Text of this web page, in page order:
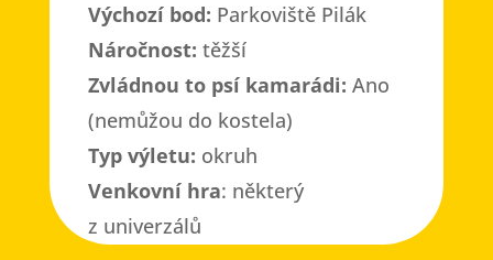
Výchozí bod: Parkoviště Pilák
Náročnost: těžší
Zvládnou to psí kamarádi: Ano
(nemůžou do kostela)
Typ výletu: okruh
Venkovní hra: některý
z univerzálů